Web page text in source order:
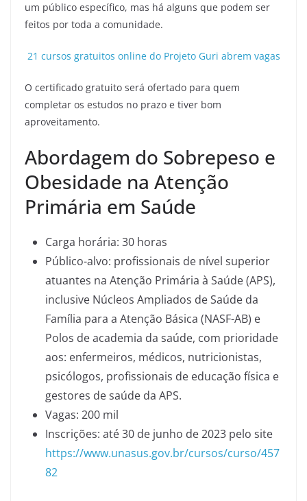
um público específico, mas há alguns que podem ser
feitos por toda a comunidade.
21 cursos gratuitos online do Projeto Guri abrem vagas
O certificado gratuito será ofertado para quem
completar os estudos no prazo e tiver bom
aproveitamento.
Abordagem do Sobrepeso e
Obesidade na Atenção
Primária em Saúde
Carga horária: 30 horas
Público-alvo: profissionais de nível superior
atuantes na Atenção Primária à Saúde (APS),
inclusive Núcleos Ampliados de Saúde da
Família para a Atenção Básica (NASF-AB) e
Polos de academia da saúde, com prioridade
aos: enfermeiros, médicos, nutricionistas,
psicólogos, profissionais de educação física e
gestores de saúde da APS.
Vagas: 200 mil
Inscrições: até 30 de junho de 2023 pelo site
https://www.unasus.gov.br/cursos/curso/457
82